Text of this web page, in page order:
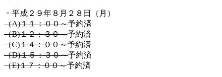
・平成２９年８月２８日（月）
（A)１１：００～予約済
（B)１２：３０～予約済
（C)１４：００～予約済
（D)１５：３０～予約済
（E)１７：００～予約済